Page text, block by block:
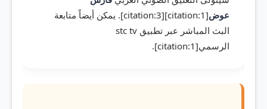
عوض
[citation:1][citation:3]. يمكن أيضاً متابعة
البث المباشر عبر تطبيق stc tv
الرسمي[citation:1].